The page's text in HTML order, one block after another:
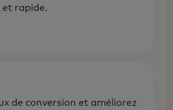
et rapide.
de conversion et améliorez